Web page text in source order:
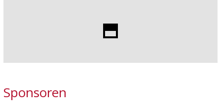
Sponsoren